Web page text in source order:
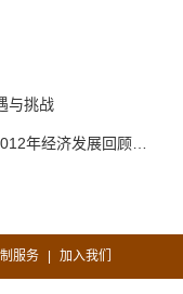
与挑战
经济发展回顾与展望
服务 加入我们